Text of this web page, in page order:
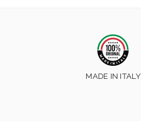
MADE IN ITALY